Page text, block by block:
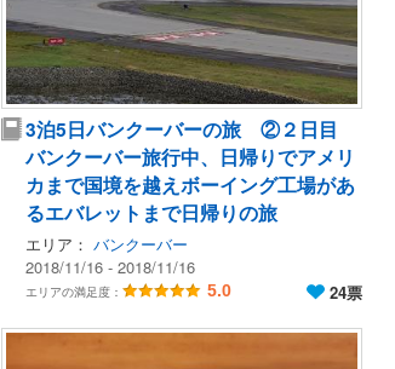
3泊5日バンクーバーの旅 ②２日目
バンクーバー旅行中、日帰りでアメリ
カまで国境を越えボーイング工場があ
るエバレットまで日帰りの旅
エリア： バンクーバー
2018/11/16 - 2018/11/16
エリアの満足度： 5.0 24票